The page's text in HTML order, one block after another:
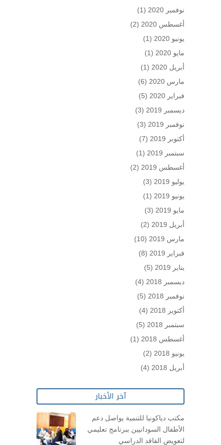
نوفمبر 2020
(1)
أغسطس 2020
(2)
يونيو 2020
(1)
مايو 2020
(1)
أبريل 2020
(1)
مارس 2020
(6)
فبراير 2020
(5)
ديسمبر 2019
(3)
نوفمبر 2019
(3)
أكتوبر 2019
(7)
سبتمبر 2019
(1)
أغسطس 2019
(2)
يوليو 2019
(3)
يونيو 2019
(1)
مايو 2019
(3)
أبريل 2019
(2)
مارس 2019
(10)
فبراير 2019
(8)
يناير 2019
(5)
ديسمبر 2018
(4)
نوفمبر 2018
(5)
أكتوبر 2018
(4)
سبتمبر 2018
(5)
أغسطس 2018
(1)
يونيو 2018
(2)
أبريل 2018
(4)
آخر الأخبار
مكتب دياكونيا للتنمية يواصل دعم
الأطفال السودانيين ببرنامج تعليمي
لتعويض الفاقد الدراسي